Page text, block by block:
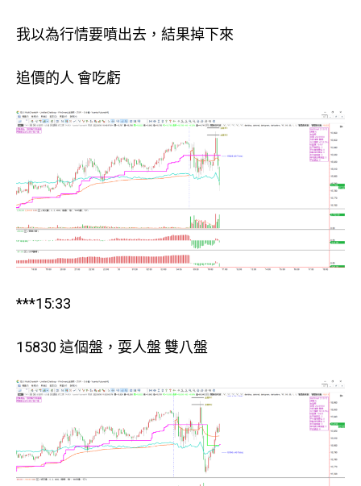
我以為行情要噴出去，結果掉下來
追價的人 會吃虧
***15:33
15830 這個盤，耍人盤 雙八盤